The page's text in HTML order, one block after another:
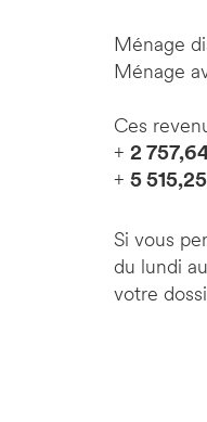
Ménage
Ménage
Ces
+2
+5
Si vous
du lundi
votre